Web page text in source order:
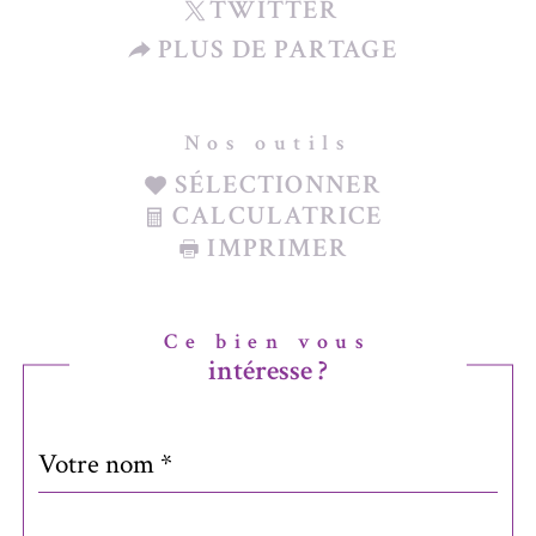
TWITTER
PLUS DE PARTAGE
Nos outils
SÉLECTIONNER
CALCULATRICE
IMPRIMER
Ce bien vous
intéresse ?
par
défaut
*